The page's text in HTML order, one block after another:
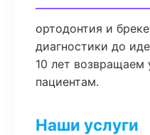
ортодонтия и
диагностики до
10 лет возвращаем
пациентам.
Наши услуги